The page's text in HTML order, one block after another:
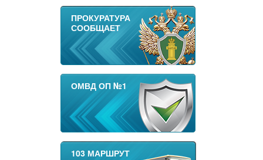
ПРОКУРАТУРА
СООБЩАЕТ
ОМВД ОП №1
103 МАРШРУТ